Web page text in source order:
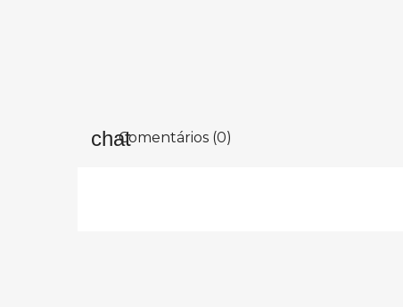
Comentários (0)